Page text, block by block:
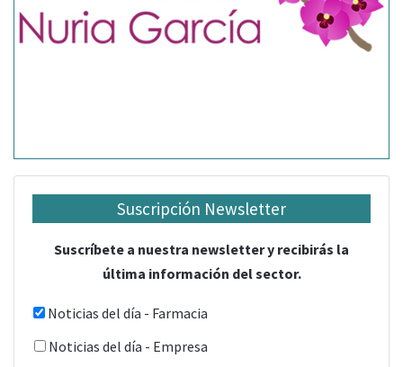
Suscripción Newsletter
Suscríbete a nuestra newsletter y recibirás la
última información del sector.
Noticias del día - Farmacia
Noticias del día - Empresa